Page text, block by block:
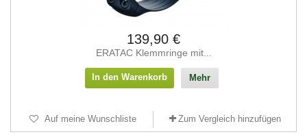
139,90 €
ERATAC Klemmringe mit...
In den Warenkorb Mehr
Auf meine Wunschliste Zum Vergleich hinzufügen